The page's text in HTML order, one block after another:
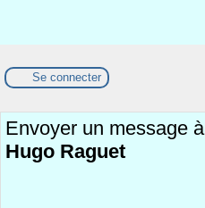
Se connecter
Envoyer un message à
Hugo Raguet